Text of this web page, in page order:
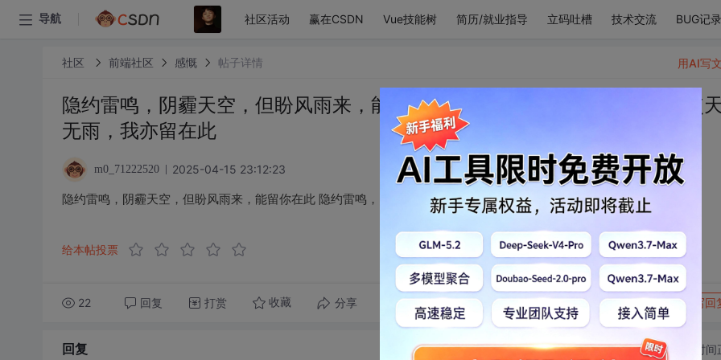
导航 社区活动 赢在CSDN Vue技能树 简历/就业指导 立码吐槽 技术交流 BUG记录
社区 前端社区 感慨 帖子详情
隐约雷鸣，阴霾天空，但盼风雨来，能留你在此 隐约雷鸣，阴霾天空，即使
无雨，我亦留在此
m0_71222520 2025-04-15 23:12:23
隐约雷鸣，阴霾天空，但盼风雨来，能留你在此 隐约雷鸣，阴霾天空，即使天无雨，我亦留在此
给本帖投票
22 回复 打赏 收藏 分享 转发到动态 举报 写回
用AI写
回复 切换为时间